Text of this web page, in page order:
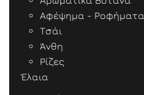
Αφέψημα - Ροφήματα
Τσάι
Άνθη
Ρίζες
Έλαια